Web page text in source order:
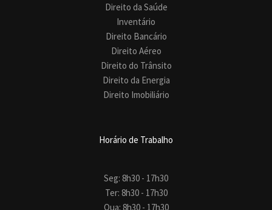
Direito da Saúde
Inventário
Direito Bancário
Direito Aéreo
Direito do Trânsito
Direito da Energia
Direito Imobiliário
Horário de Trabalho
Seg: 8h30 - 17h30
Ter: 8h30 - 17h30
Qua: 8h30 - 17h30